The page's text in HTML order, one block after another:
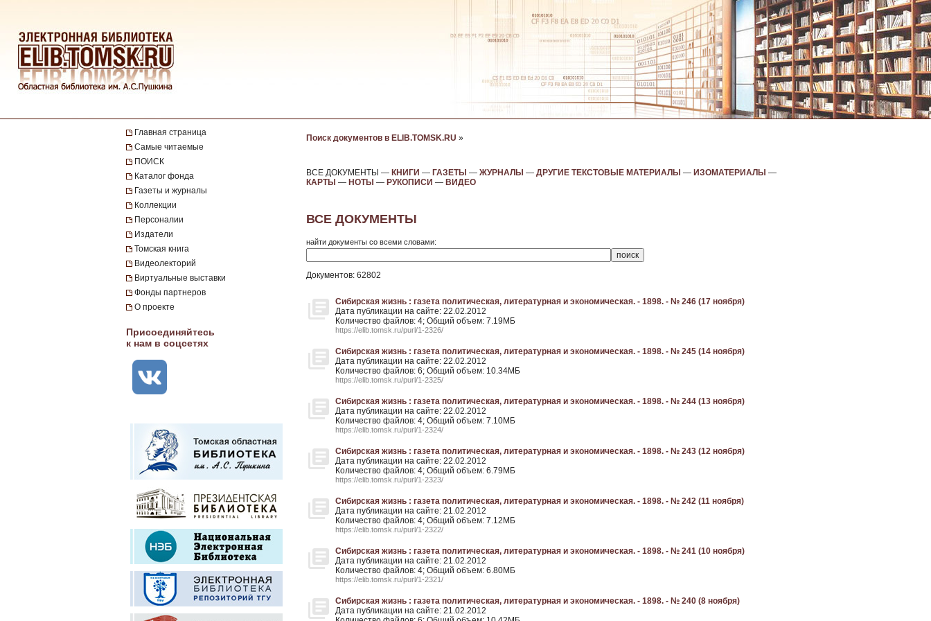
Главная страница
Самые читаемые
ПОИСК
Каталог фонда
Газеты и журналы
Коллекции
Персоналии
Издатели
Томская книга
Видеолекторий
Виртуальные выставки
Фонды партнеров
О проекте
Присоединяйтесь
к нам в соцсетях
Поиск документов в ELIB.TOMSK.RU »
ВСЕ ДОКУМЕНТЫ — КНИГИ — ГАЗЕТЫ — ЖУРНАЛЫ — ДРУГИЕ ТЕКСТОВЫЕ МАТЕРИАЛЫ — ИЗОМАТЕРИАЛЫ —
КАРТЫ — НОТЫ — РУКОПИСИ — ВИДЕО
ВСЕ ДОКУМЕНТЫ
найти документы со всеми словами:
Документов: 62802
Сибирская жизнь : газета политическая, литературная и экономическая. - 1898. - № 246 (17 ноября)
Дата публикации на сайте: 22.02.2012
Количество файлов: 4; Общий объем: 7.19МБ
https://elib.tomsk.ru/purl/1-2326/
Сибирская жизнь : газета политическая, литературная и экономическая. - 1898. - № 245 (14 ноября)
Дата публикации на сайте: 22.02.2012
Количество файлов: 6; Общий объем: 10.34МБ
https://elib.tomsk.ru/purl/1-2325/
Сибирская жизнь : газета политическая, литературная и экономическая. - 1898. - № 244 (13 ноября)
Дата публикации на сайте: 22.02.2012
Количество файлов: 4; Общий объем: 7.10МБ
https://elib.tomsk.ru/purl/1-2324/
Сибирская жизнь : газета политическая, литературная и экономическая. - 1898. - № 243 (12 ноября)
Дата публикации на сайте: 22.02.2012
Количество файлов: 4; Общий объем: 6.79МБ
https://elib.tomsk.ru/purl/1-2323/
Сибирская жизнь : газета политическая, литературная и экономическая. - 1898. - № 242 (11 ноября)
Дата публикации на сайте: 21.02.2012
Количество файлов: 4; Общий объем: 7.12МБ
https://elib.tomsk.ru/purl/1-2322/
Сибирская жизнь : газета политическая, литературная и экономическая. - 1898. - № 241 (10 ноября)
Дата публикации на сайте: 21.02.2012
Количество файлов: 4; Общий объем: 6.80МБ
https://elib.tomsk.ru/purl/1-2321/
Сибирская жизнь : газета политическая, литературная и экономическая. - 1898. - № 240 (8 ноября)
Дата публикации на сайте: 21.02.2012